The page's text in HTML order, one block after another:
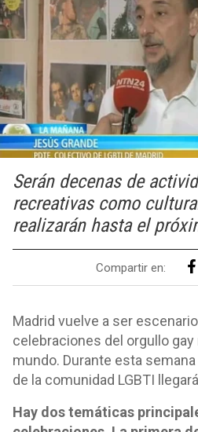
Serán decenas de
recreativas como
realizarán hasta el
Compartir en:
Madrid vuelve a ser
celebraciones del orgullo gay
mundo. Durante esta
de la comunidad LGBTI
Hay dos temáticas